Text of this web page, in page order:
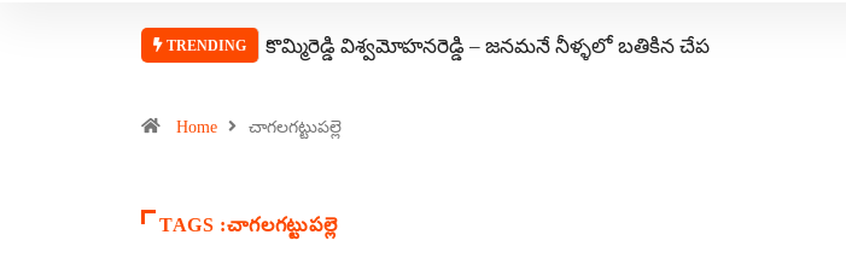
TRENDING కొమ్మిరెడ్డి విశ్వమోహనరెడ్డి – జనమనే నీళ్ళలో బతికిన చేప
Home చాగలగట్టుపల్లె
TAGS :చాగలగట్టుపల్లె